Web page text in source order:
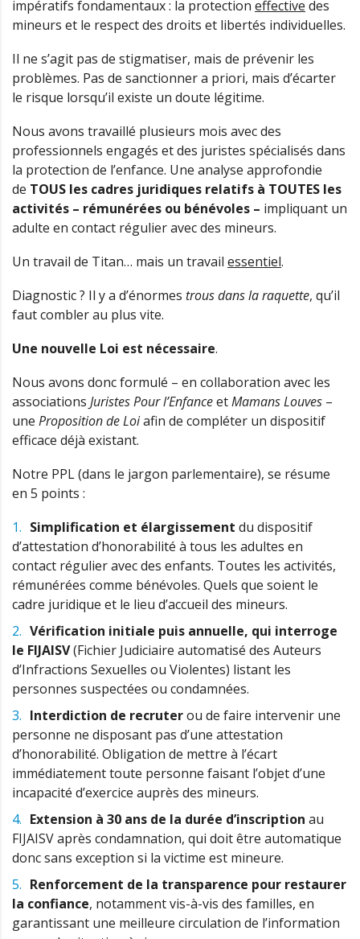
impératifs fondamentaux : la protection effective des
mineurs et le respect des droits et libertés individuelles.
Il ne s’agit pas de stigmatiser, mais de prévenir les
problèmes. Pas de sanctionner a priori, mais d’écarter
le risque lorsqu’il existe un doute légitime.
Nous avons travaillé plusieurs mois avec des
professionnels engagés et des juristes spécialisés dans
la protection de l’enfance. Une analyse approfondie
de TOUS les cadres juridiques relatifs à TOUTES les
activités – rémunérées ou bénévoles – impliquant un
adulte en contact régulier avec des mineurs.
Un travail de Titan… mais un travail essentiel.
Diagnostic ? Il y a d’énormes trous dans la raquette, qu’il
faut combler au plus vite.
Une nouvelle Loi est nécessaire.
Nous avons donc formulé – en collaboration avec les
associations Juristes Pour l’EnfanceetMamans Louves –
une Proposition de Loiafin de compléter un dispositif
efficace déjà existant.
Notre PPL (dans le jargon parlementaire), se résume
en 5 points :
Simplification et élargissement du dispositif
d’attestation d’honorabilité à tous les adultes en
contact régulier avec des enfants. Toutes les activités,
rémunérées comme bénévoles. Quels que soient le
cadre juridique et le lieu d’accueil des mineurs.
Vérification initiale puis annuelle, qui interroge
le FIJAISV(Fichier Judiciaire automatisé des Auteurs
d’Infractions Sexuelles ou Violentes) listant les
personnes suspectées ou condamnées.
Interdiction de recruterou de faire intervenir une
personne ne disposant pas d’une attestation
d’honorabilité. Obligation de mettre à l’écart
immédiatement toute personne faisant l’objet d’une
incapacité d’exercice auprès des mineurs.
Extension à 30 ans de la durée d’inscription au
FIJAISV après condamnation, qui doit être automatique
donc sans exception si la victime est mineure.
Renforcement de la transparence pour restaurer
la confiance, notamment vis-à-vis des familles, en
garantissant une meilleure circulation de l’information